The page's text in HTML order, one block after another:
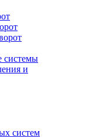
системы
и
систем